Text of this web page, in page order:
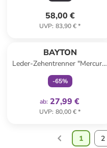
58,00 €
UVP: 83,90 €*
BAYTON
Leder-Zehentrenner "Mercure"
in Hellgrün
-65%
ab: 27,99 €
UVP: 80,00 €*
1 2